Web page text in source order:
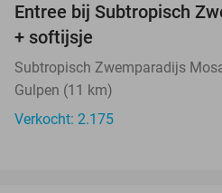
Entree bij Subtropisch
+ softijsje
Subtropisch Zwemparadijs
Gulpen (11 km)
Verkocht: 2.175